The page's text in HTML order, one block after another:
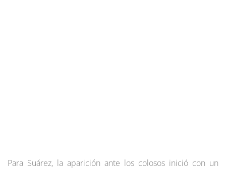
Para Suárez, la aparición ante los colosos inició con un